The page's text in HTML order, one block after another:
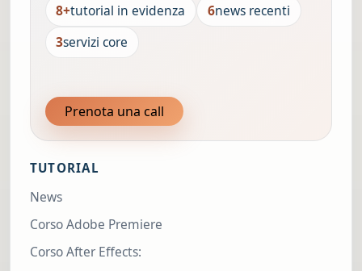
8+tutorial in evidenza 6news recenti
3servizi core
Prenota una call
TUTORIAL
News
Corso Adobe Premiere
Corso After Effects: